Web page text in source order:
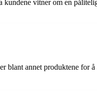
vitner om en
blant annet produktene for